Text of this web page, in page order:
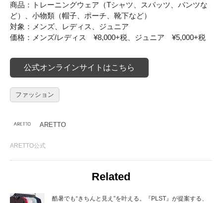
商品：トレーニングウェア（Tシャツ、スパッツ、パンツな
ど）、小物類（帽子、ポーチ、靴下など）
対象：メンズ、レディス、ジュニア
価格：メンズ/レディス ¥8,000+税、ジュニア ¥5,000+税
公式オンラインサイトはこちら
ファッション
ARETTO
ARETTO公式
Related
酷暑でも“きちんと見え”を叶える。『PLST』が提案する、